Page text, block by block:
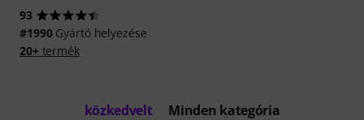
93
#1990Gyártó helyezése
20+termék
közkedvelt Minden kategória